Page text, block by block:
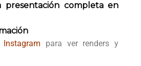
presentación completa en
Instagram para ver renders y